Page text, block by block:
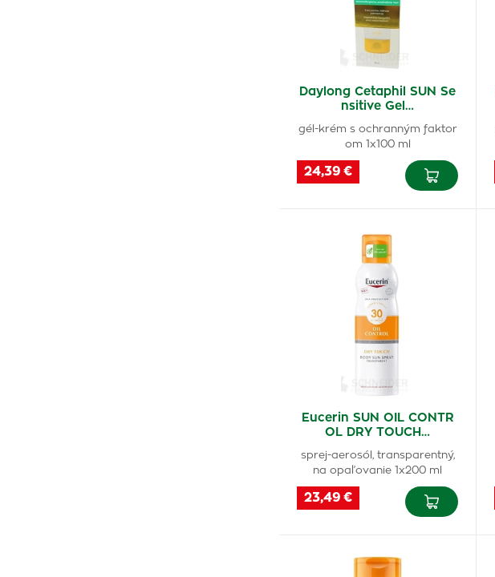
Daylong Cetaphil SUN Se
nsitive Gel…
gél-krém s ochranným faktor
om 1x100 ml
24,39 €
Eucerin SUN OIL CONTR
OL DRY TOUCH…
sprej-aerosól, transparentný,
na opaľovanie 1x200 ml
23,49 €